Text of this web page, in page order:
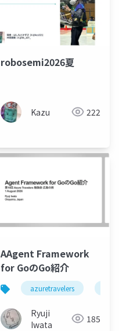
robosemi2026夏
Kazu 222
AAgent Framework
for GoのGo紹介
azuretravelers
Ryuji
Iwata
185